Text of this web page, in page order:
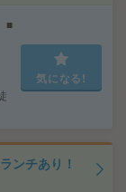
■
気になる!
ンチあり！